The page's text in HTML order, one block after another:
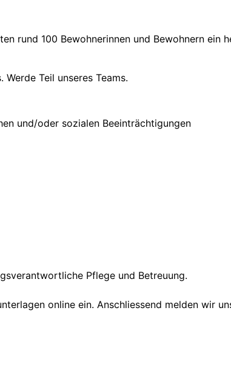
rund 100 Bewohnerinnen und Bewohnern ein
Teil unseres Teams.
und/oder sozialen Beeinträchtigungen
Pflege und Betreuung.
online ein. Anschliessend melden wir